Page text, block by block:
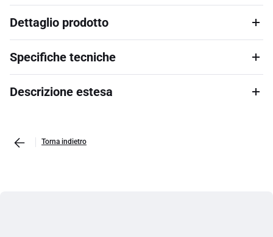
Dettaglio prodotto
Specifiche tecniche
Descrizione estesa
Torna indietro